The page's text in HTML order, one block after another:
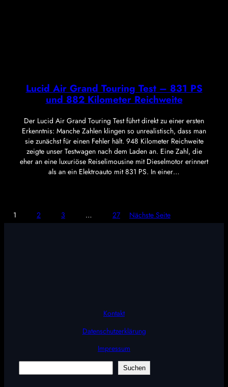
Lucid Air Grand Touring Test – 831 PS
und 882 Kilometer Reichweite
Der Lucid Air Grand Touring Test führt direkt zu einer ersten
Erkenntnis: Manche Zahlen klingen so unrealistisch, dass man
sie zunächst für einen Fehler hält. 948 Kilometer Reichweite
zeigte unser Testwagen nach dem Laden an. Eine Zahl, die
eher an eine luxuriöse Reiselimousine mit Dieselmotor erinnert
als an ein Elektroauto mit 831 PS. In einer…
1 2 3 … 27 Nächste Seite
Kontakt
Datenschutzerklärung
Impressum
Suchen